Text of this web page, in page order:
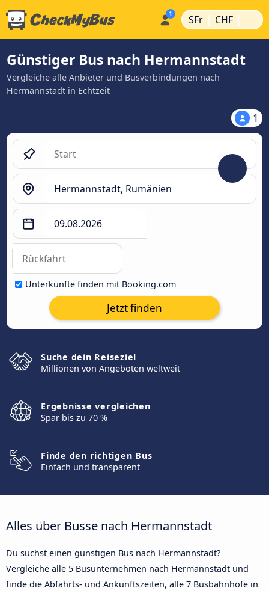
SFr | CHF |
Günstiger Bus nach Hermannstadt
Vergleiche alle Anbieter und Busverbindungen nach
Hermannstadt in Echtzeit
1
Unterkünfte finden mit Booking.com
Jetzt finden
Suche dein Reiseziel
Millionen von Angeboten weltweit
Ergebnisse vergleichen
Spar bis zu 70 %
Finde den richtigen Bus
Einfach und transparent
Alles über Busse nach Hermannstadt
Du suchst einen günstigen Bus nach Hermannstadt?
Vergleiche alle 5 Busunternehmen nach Hermannstadt und
finde die Abfahrts- und Ankunftszeiten, alle 7 Busbahnhöfe in